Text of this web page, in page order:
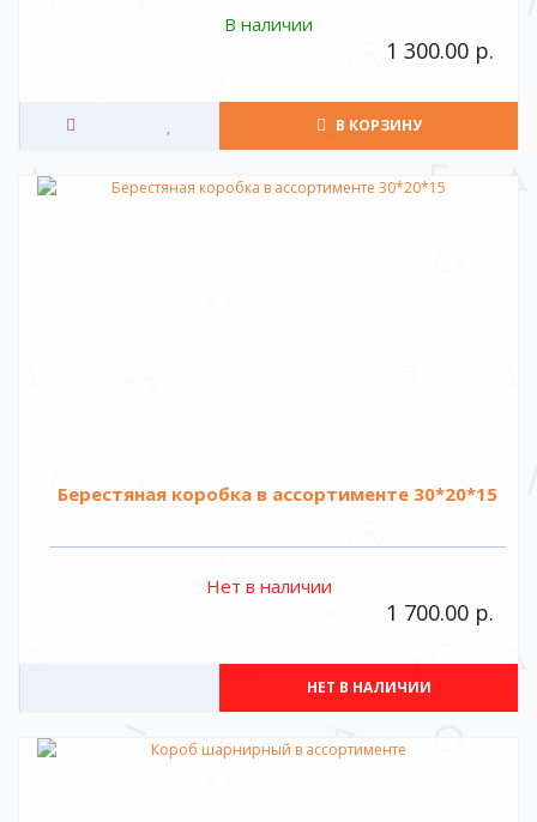
В наличии
1 300.00 р.
В КОРЗИНУ
Берестяная коробка в ассортименте 30*20*15
Нет в наличии
1 700.00 р.
НЕТ В НАЛИЧИИ